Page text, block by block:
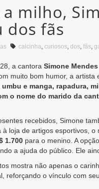
a milho,
dos fãs
calcinha curiosos dos fãs
a cantora Simone Mendes
muito bom humor, a
e manga, rapadura,
o nome do marido da
recebidos, Simone
loja de artigos esportivos,
1.700 para o menino. A
a ajuda do público. Ele
mostra não apenas o
reforçando o vínculo com